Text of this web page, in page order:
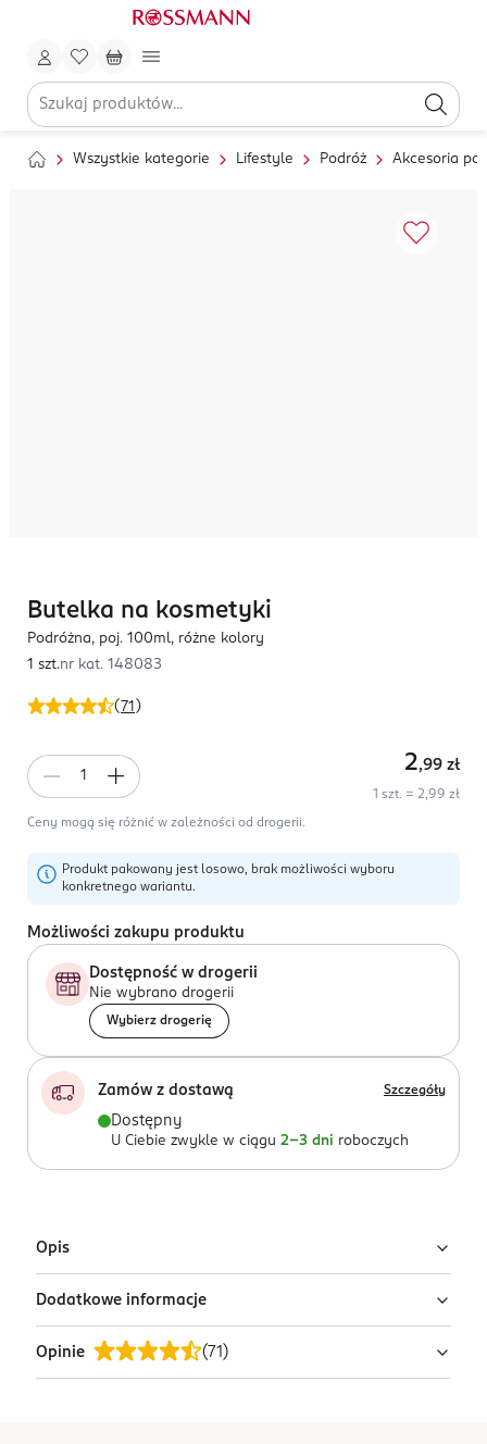
Wszystkie kategorie Lifestyle Podróż Akcesoria
( 71 )
Butelka na kosmetyki
Podróżna, poj. 100ml, różne kolory
1 szt.nr kat. 148083
2,99 zł
1 szt. = 2,99 zł
Ceny mogą się różnić w zależności od drogerii.
Produkt pakowany jest losowo, brak możliwości wyboru
konkretnego wariantu.
Możliwości zakupu produktu
Dostępność w drogerii
Nie wybrano drogerii
Wybierz drogerię
Zamów z dostawą Szczegóły
Dostępny
U Ciebie zwykle w ciągu 2-3 dni roboczych
Opis
Uwaga: wysyłamy losowy wariant!
Produkt występuje w różnych wariantach i pakowany
jest losowo. Zdjęcia pokazują przykładowe warianty.
Dodatkowe informacje
OSTRZEŻENIA DOTYCZĄCE BEZPIECZEŃSTWA
Posiada małe elementy, grozi zadławieniem.
Opinie ( 71 )